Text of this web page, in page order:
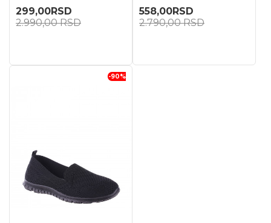
299,00RSD
2.990,00RSD
558,00RSD
2.790,00RSD
-90%